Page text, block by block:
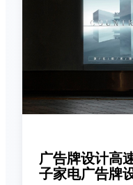
广告牌设计高
子家电广告牌